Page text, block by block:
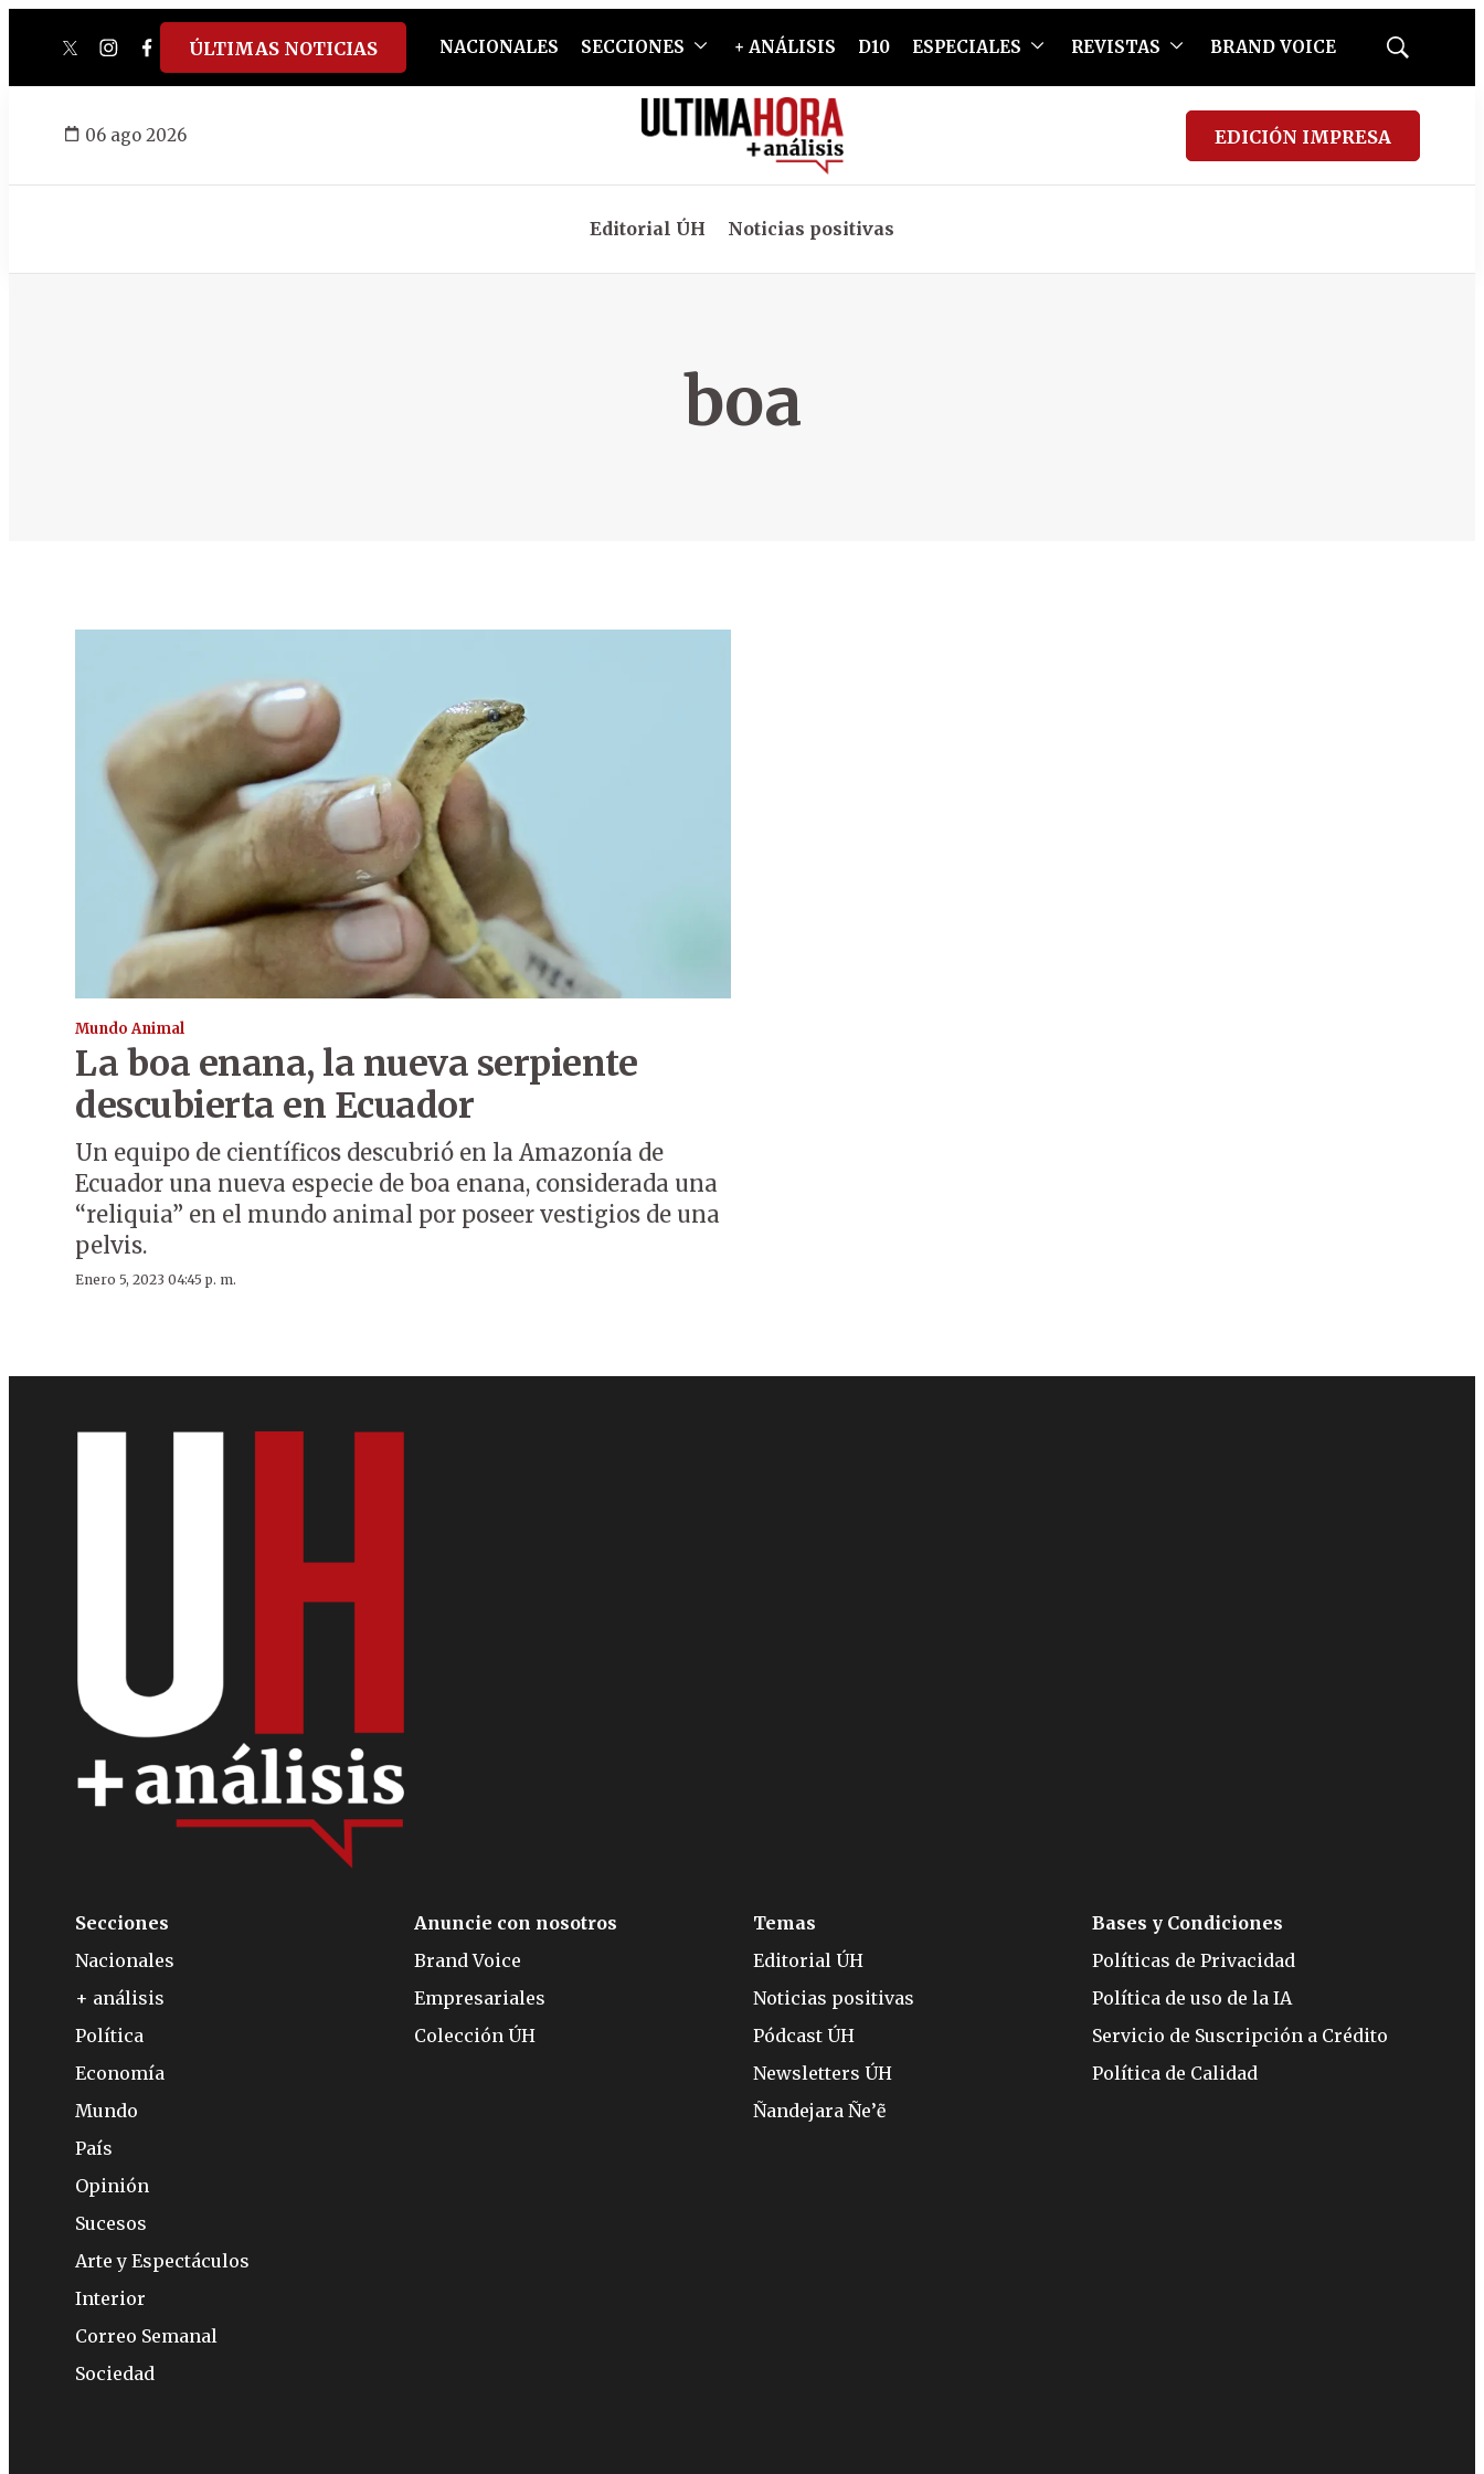
twitterinstagram
facebook
tiktokyoutube
spotify
ÚLTIMAS NOTICIAS NACIONALES SECCIONES + ANÁLISIS D10 ESPECIALES REVISTAS BRAND VOICE
Mostrar
06 ago 2026 EDICIÓN IMPRESA
Editorial ÚH Noticias positivas
boa
Mundo Animal
La boa enana, la nueva serpiente
descubierta en Ecuador
Un equipo de científicos descubrió en la Amazonía de
Ecuador una nueva especie de boa enana, considerada una
“reliquia” en el mundo animal por poseer vestigios de una
pelvis.
Enero 5, 2023 04:45 p. m.
Secciones
Nacionales
+ análisis
Política
Economía
Mundo
País
Opinión
Sucesos
Arte y Espectáculos
Interior
Correo Semanal
Sociedad
Anuncie con nosotros
Brand Voice
Empresariales
Colección ÚH
Temas
Editorial ÚH
Noticias positivas
Pódcast ÚH
Newsletters ÚH
Ñandejara Ñe’ẽ
Bases y Condiciones
Políticas de Privacidad
Política de uso de la IA
Servicio de Suscripción a Crédito
Política de Calidad